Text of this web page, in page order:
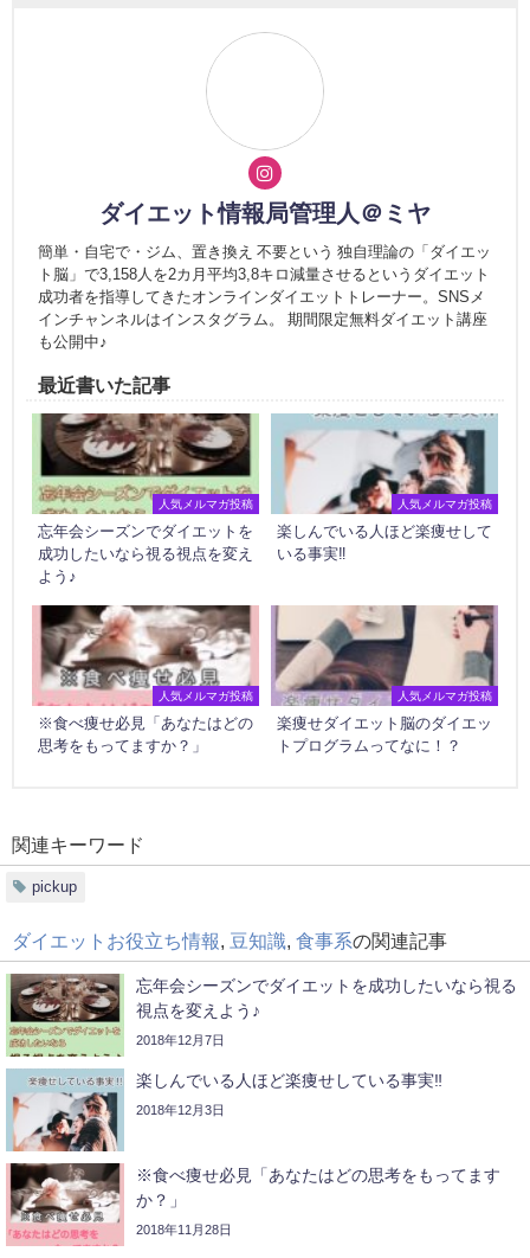
ダイエット情報局管理人＠ミヤ
簡単・自宅で・ジム、置き換え 不要という 独自理論の「ダイエッ
ト脳」で3,158人を2カ月平均3,8キロ減量させるというダイエット
成功者を指導してきたオンラインダイエットトレーナー。SNSメ
インチャンネルはインスタグラム。 期間限定無料ダイエット講座
も公開中♪
最近書いた記事
人気メルマガ投稿
忘年会シーズンでダイエットを
成功したいなら視る視点を変え
よう♪
人気メルマガ投稿
楽しんでいる人ほど楽痩せして
いる事実‼
人気メルマガ投稿
※食べ痩せ必見「あなたはどの
思考をもってますか？」
人気メルマガ投稿
楽痩せダイエット脳のダイエッ
トプログラムってなに！？
関連キーワード
pickup
ダイエットお役立ち情報, 豆知識, 食事系の関連記事
忘年会シーズンでダイエットを成功したいなら視る
視点を変えよう♪
2018年12月7日
楽しんでいる人ほど楽痩せしている事実‼
2018年12月3日
※食べ痩せ必見「あなたはどの思考をもってます
か？」
2018年11月28日